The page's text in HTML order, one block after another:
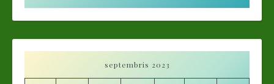
septembris 2023